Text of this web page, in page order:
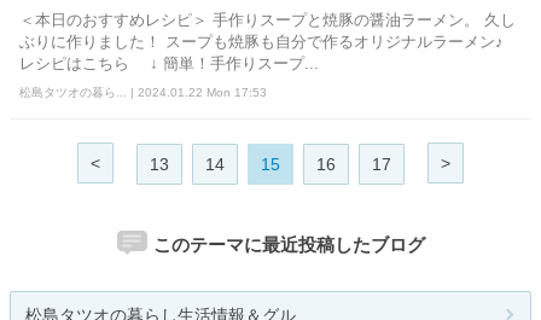
＜本日のおすすめレシピ＞ 手作りスープと焼豚の醤油ラーメン。 久し
ぶりに作りました！ スープも焼豚も自分で作るオリジナルラーメン♪
レシピはこちら ↓ 簡単！手作りスープ...
松島タツオの暮ら... | 2024.01.22 Mon 17:53
< 13 14 15 16 17 >
このテーマに最近投稿したブログ
松島タツオの暮らし生活情報＆グル...